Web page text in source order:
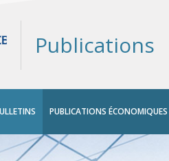
Publications
PUBLICATIONS ÉCONOMIQUES